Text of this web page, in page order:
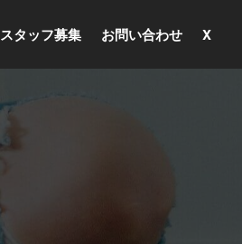
スタッフ募集 お問い合わせ X